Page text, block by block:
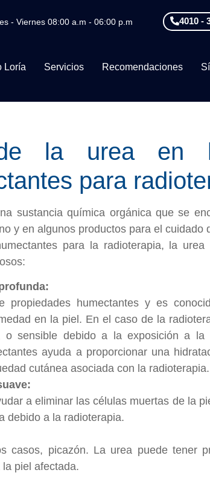
- Viernes 08:00 a.m - 06:00 p.m 4010 -
Loría Servicios Recomendaciones
la urea en
para
sustancia química orgánica que se
y en algunos productos para el cuidado
para la radioterapia, la urea
propiedades humectantes y es
en la piel. En el caso de la
o sensible debido a la exposición a
ayuda a proporcionar una
cutánea asociada con la radioterapia.
a eliminar las células muertas de la
debido a la radioterapia.
picazón. La urea puede tener
piel afectada.